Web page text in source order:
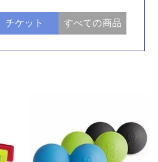
チケット すべての商品